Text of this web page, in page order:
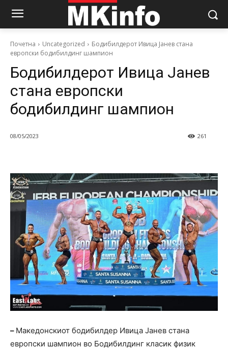
Почетна Uncategorized
Бодибилдерот Ивица Јанев стана
европски бодибилдинг шампион
Бодибилдерот Ивица Јанев
стана европски
бодибилдинг шампион
08/05/2023 261
– Македонскиот бодибилдер Ивица Јанев стана
европски шампион во Бодибилдинг класик физик